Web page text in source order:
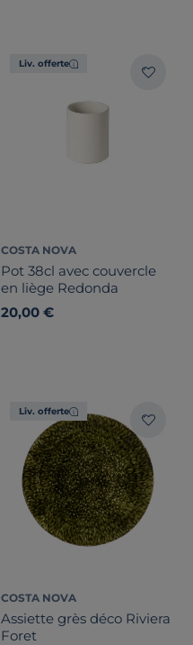
Liv. offerte
COSTA NOVA
Pot 38cl avec couvercle
en liège Redonda
20,00 €
Liv. offerte
COSTA NOVA
Assiette grès déco Riviera
Foret